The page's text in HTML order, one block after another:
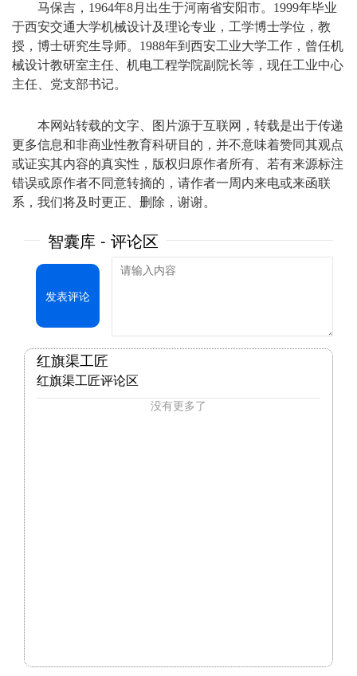
马保吉，1964年8月出生于河南省安阳市。1999年毕业
于西安交通大学机械设计及理论专业，工学博士学位，教
授，博士研究生导师。1988年到西安工业大学工作，曾任机
械设计教研室主任、机电工程学院副院长等，现任工业中心
主任、党支部书记。
本网站转载的文字、图片源于互联网，转载是出于传递
更多信息和非商业性教育科研目的，并不意味着赞同其观点
或证实其内容的真实性，版权归原作者所有、若有来源标注
错误或原作者不同意转摘的，请作者一周内来电或来函联
系，我们将及时更正、删除，谢谢。
智囊库 - 评论区
发表评论
红旗渠工匠
红旗渠工匠评论区
没有更多了